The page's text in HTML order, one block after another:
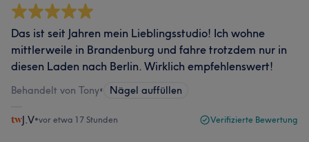
Das ist seit Jahren mein Lieblingsstudio! Ich wohne
mittlerweile in Brandenburg und fahre trotzdem nur in
diesen Laden nach Berlin. Wirklich empfehlenswert!
Behandelt von Tony• Nägel auffüllen
J.V•vor etwa 17 Stunden Verifizierte Bewertung